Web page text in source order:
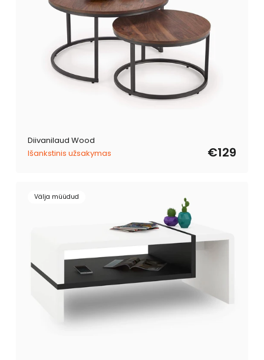
Diivanilaud Wood
Išankstinis užsakymas
€129
Välja müüdud